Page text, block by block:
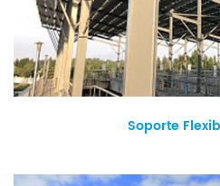
Soporte